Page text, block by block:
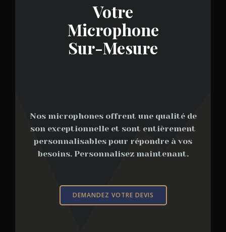
Votre
Microphone
Sur-Mesure
Nos microphones offrent une qualité de
son exceptionnelle et sont entièrement
personnalisables pour répondre à vos
besoins. Personnalisez maintenant.
DEMANDEZ VOTRE DEVIS